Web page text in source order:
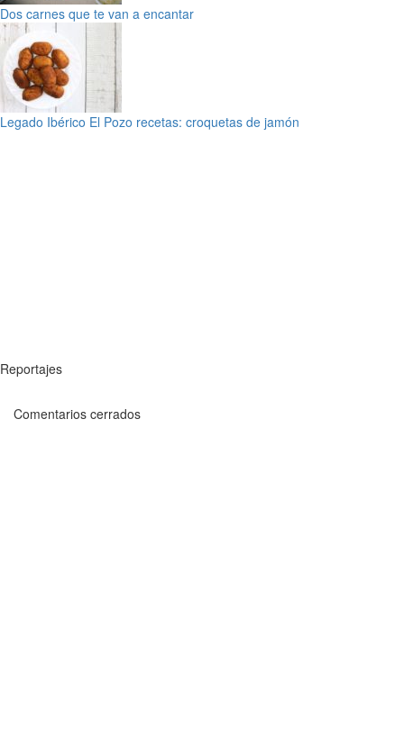
Dos carnes que te van a encantar
Legado Ibérico El Pozo recetas: croquetas de jamón
Reportajes
Comentarios cerrados